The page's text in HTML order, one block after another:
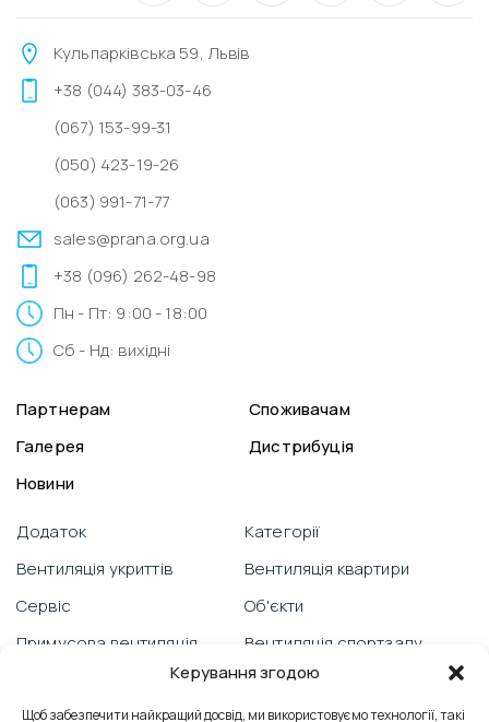
Керування згодою
Щоб забезпечити найкращий досвід, ми використовуємо технології, такі
Кульпарківська 59, Львів
+38 (044) 383-03-46
(067) 153-99-31
(050) 423-19-26
(063) 991-71-77
sales@prana.org.ua
+38 (096) 262-48-98
Пн - Пт: 9:00 - 18:00
Сб - Нд: вихідні
Партнерам
Споживачам
Галерея
Дистрибуція
Новини
Додаток
Вентиляція укриттів
Сервіс
Примусова вентиляція
PRANA зі смартфону
Категорії
Вентиляція квартири
Об'єкти
Вентиляція спортзалу
Відеоблог
Вентиляція школи